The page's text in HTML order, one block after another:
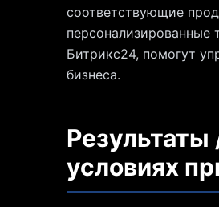
соответствующие
персонализированные
Битрикс24, помогут
бизнеса.
условиях